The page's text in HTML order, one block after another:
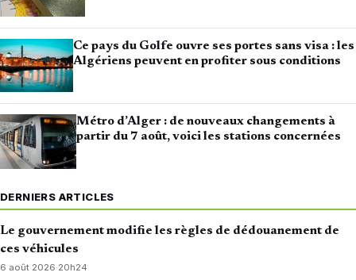
Ce pays du Golfe ouvre ses portes sans visa : les
Algériens peuvent en profiter sous conditions
Métro d’Alger : de nouveaux changements à
partir du 7 août, voici les stations concernées
DERNIERS ARTICLES
Le gouvernement modifie les règles de dédouanement de
ces véhicules
6 août 2026·20h24